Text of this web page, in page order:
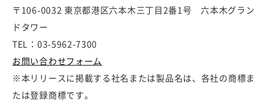
〒106-0032 東京都港区六本木三丁目2番1号 六本木グラン
ドタワー
TEL：03-5962-7300
お問い合わせフォーム
※本リリースに掲載する社名または製品名は、各社の商標ま
たは登録商標です。